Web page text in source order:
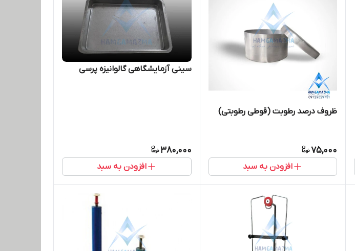
ظروف درصد رطوبت (قوطی رطوبتی)
75,000
افزودن به سبد
سینی آزمایشگاهی گالوانیزه پرسی
380,000
افزودن به سبد